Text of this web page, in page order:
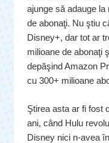
ajunge să adauge
de abonaţi. Nu ştiu
Disney+, dar tot ar
milioane de abonaţi
depăşind Amazon
cu 300+ milioane
Ştirea asta ar fi fost
ani, când Hulu
Disney nici n-avea